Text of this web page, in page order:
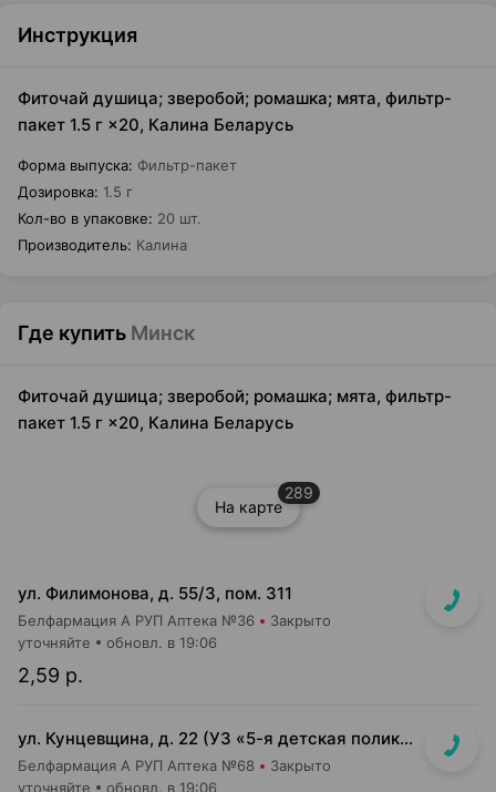
Инструкция
Фиточай душица; зверобой; ромашка; мята, фильтр-
пакет 1.5 г ×20, Калина Беларусь
Форма выпуска: Фильтр-пакет
Дозировка: 1.5 г
Кол-во в упаковке: 20 шт.
Производитель: Калина
Где купить Минск
Фиточай душица; зверобой; ромашка; мята, фильтр-
пакет 1.5 г ×20, Калина Беларусь
На карте
289
ул. Филимонова, д. 55/3, пом. 311
Белфармация А РУП Аптека №36 Закрыто
2,59 р.
уточняйте обновл. в 19:06
ул. Кунцевщина, д. 22 (УЗ «5-я детская поликлиника»)
Белфармация А РУП Аптека №68 Закрыто
уточняйте обновл. в 19:06